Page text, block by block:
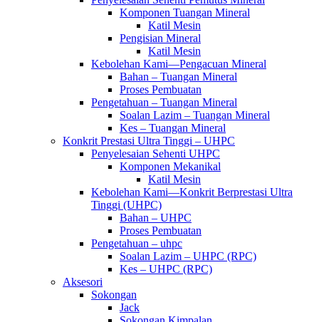
Komponen Tuangan Mineral
Katil Mesin
Pengisian Mineral
Katil Mesin
Kebolehan Kami—Pengacuan Mineral
Bahan – Tuangan Mineral
Proses Pembuatan
Pengetahuan – Tuangan Mineral
Soalan Lazim – Tuangan Mineral
Kes – Tuangan Mineral
Konkrit Prestasi Ultra Tinggi – UHPC
Penyelesaian Sehenti UHPC
Komponen Mekanikal
Katil Mesin
Kebolehan Kami—Konkrit Berprestasi Ultra
Tinggi (UHPC)
Bahan – UHPC
Proses Pembuatan
Pengetahuan – uhpc
Soalan Lazim – UHPC (RPC)
Kes – UHPC (RPC)
Aksesori
Sokongan
Jack